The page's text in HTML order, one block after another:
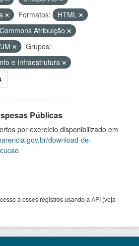
Formatos:
HTML
Atribuição
Grupos:
e Infraestrutura
Públicas
por exercício disponibilizado em
download-de-
a esses registros usando a API (veja